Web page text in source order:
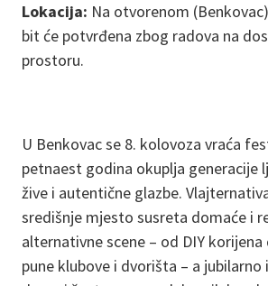
Lokacija: Na otvorenom
bit će potvrđena zbog radova na
prostoru.
U Benkovac se 8. kolovoza vraća
petnaest godina okuplja generacije
žive i autentične glazbe.
središnje mjesto susreta domaće i
alternativne scene – od DIY
pune klubove i dvorišta – a jubilarno